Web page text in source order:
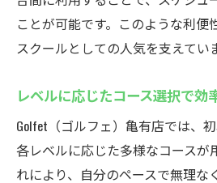
ことが可能です。このような利便
スクールとしての人気を支えてい
レベルに応じたコース選択で効
Golfet（ゴルフェ）亀有店では、
各レベルに応じた多様なコースが
れにより、自分のペースで無理な